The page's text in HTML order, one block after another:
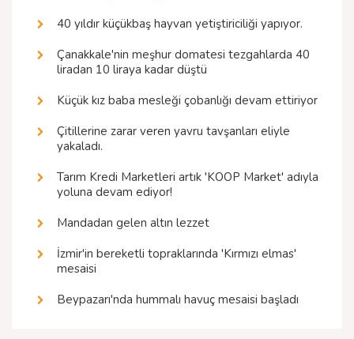
40 yıldır küçükbaş hayvan yetiştiriciliği yapıyor.
Çanakkale'nin meşhur domatesi tezgahlarda 40
liradan 10 liraya kadar düştü
Küçük kız baba mesleği çobanlığı devam ettiriyor
Çitillerine zarar veren yavru tavşanları eliyle
yakaladı.
Tarım Kredi Marketleri artık 'KOOP Market' adıyla
yoluna devam ediyor!
Mandadan gelen altın lezzet
İzmir'in bereketli topraklarında 'Kırmızı elmas'
mesaisi
Beypazarı'nda hummalı havuç mesaisi başladı